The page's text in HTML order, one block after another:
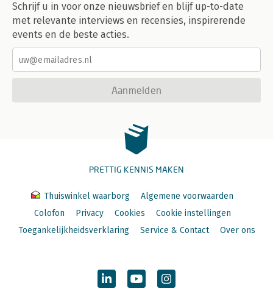
Schrijf u in voor onze nieuwsbrief en blijf up-to-date
met relevante interviews en recensies, inspirerende
events en de beste acties.
Aanmelden
PRETTIG KENNIS MAKEN
Thuiswinkel waarborg
Algemene voorwaarden
Colofon
Privacy Cookies
Cookie instellingen
Toegankelijkheidsverklaring
Service & Contact Over ons